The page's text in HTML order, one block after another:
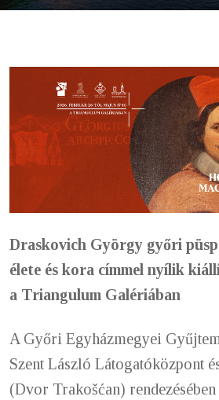
Draskovich György győri
élete és kora címmel nyílik
a Triangulum Galériában
A Győri Egyházmegyei
Szent László Látogatóközpont
(Dvor Trakošćan)